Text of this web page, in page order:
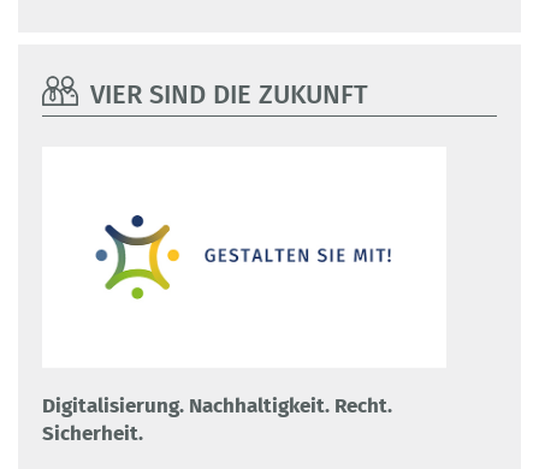
VIER SIND DIE ZUKUNFT
Digitalisierung. Nachhaltigkeit. Recht.
Sicherheit.